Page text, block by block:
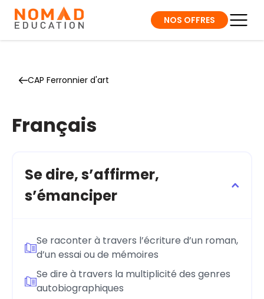
NOS OFFRES
CAP Ferronnier d'art
Français
Se dire, s’affirmer,
s’émanciper
Se raconter à travers l’écriture d’un roman,
d’un essai ou de mémoires
Se dire à travers la multiplicité des genres
autobiographiques